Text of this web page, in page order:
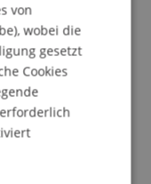
gibt es ab dem
einiges zu
einem Uni-
Umfrage
Repertoire
und
von
wobei die
gesetzt
Cookies